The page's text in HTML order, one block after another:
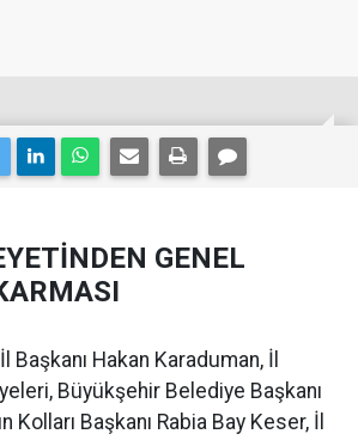
GENEL
Başkanı Hakan Karaduman, İl
Büyükşehir Belediye Başkanı
Kolları Başkanı Rabia Bay Keser, İl